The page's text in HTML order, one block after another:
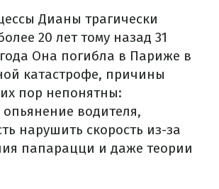
Дианы трагически
20 лет тому назад 31
года Она погибла в Париже в
катастрофе, причины
пор непонятны:
опьянение водителя,
нарушить скорость из-за
папарацци и даже теории